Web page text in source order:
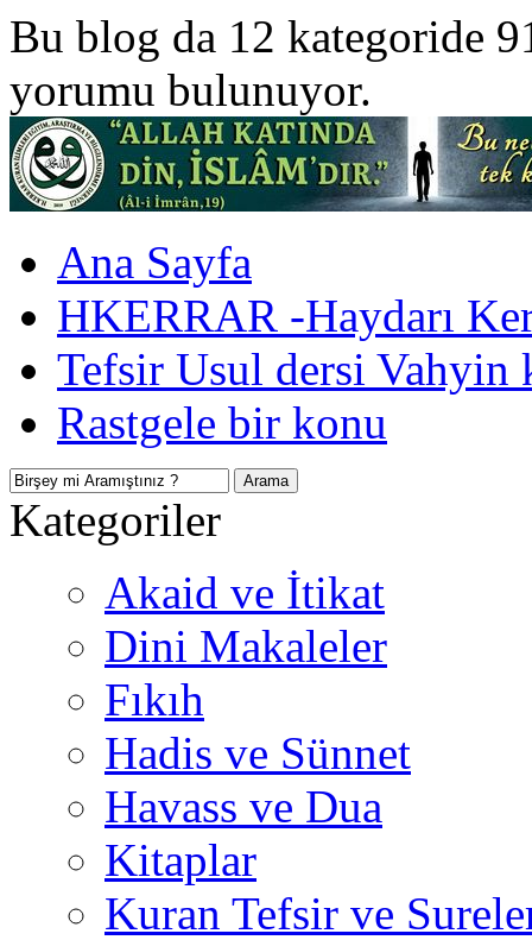
Bu blog da 12 kategoride
yorumu bulunuyor.
Ana Sayfa
HKERRAR -Haydarı
Tefsir Usul dersi Vahyin
Rastgele bir konu
Kategoriler
Akaid ve İtikat
Dini Makaleler
Fıkıh
Hadis ve Sünnet
Havass ve Dua
Kitaplar
Kuran Tefsir ve